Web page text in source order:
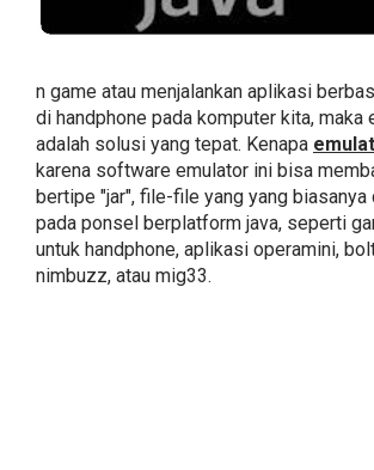
n game atau menjalankan aplikasi
di handphone pada komputer kita, maka
adalah solusi yang tepat. Kenapa
karena software emulator ini bisa
bertipe "jar", file-file yang yang biasanya
pada ponsel berplatform java, seperti
untuk handphone, aplikasi operamini,
nimbuzz, atau mig33.